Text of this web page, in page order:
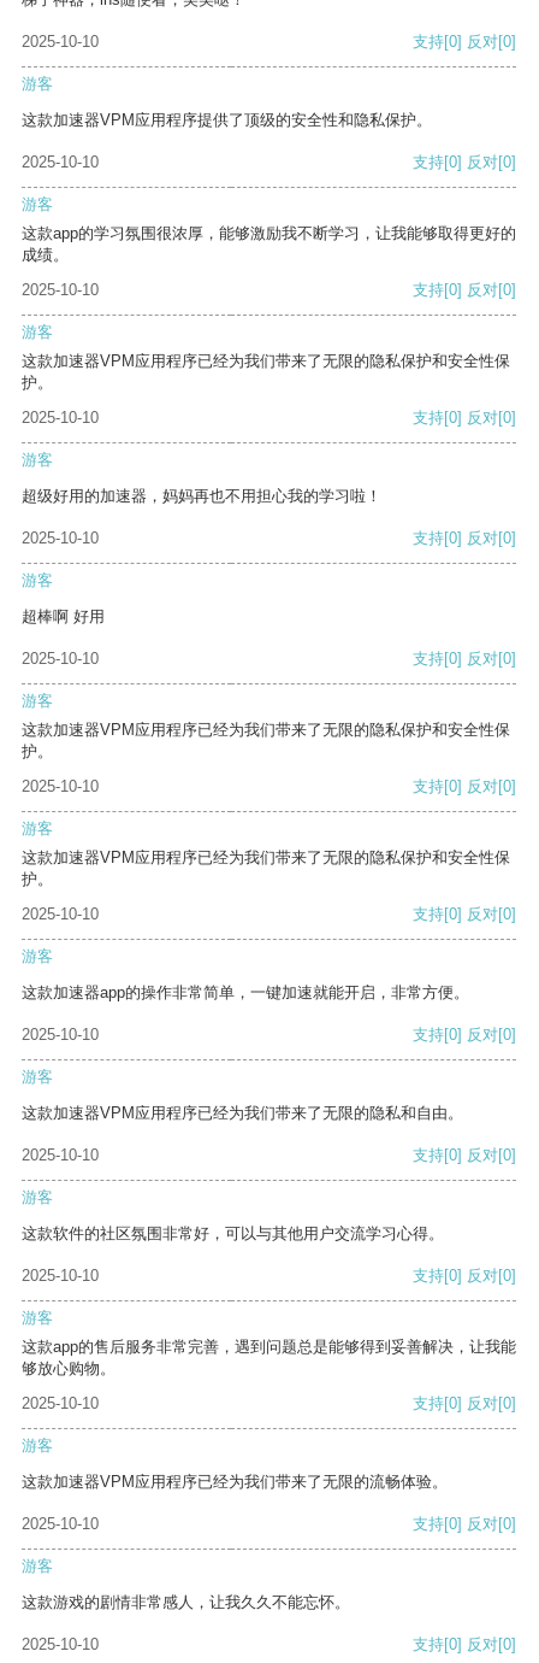
2025-10-10 支持[0] 反对[0]
游客
这款加速器VPM应用程序提供了顶级的安全性和隐私保护。
2025-10-10 支持[0] 反对[0]
游客
这款app的学习氛围很浓厚，能够激励我不断学习，让我能够取得更好的
成绩。
2025-10-10
支持[0] 反对[0]
游客
这款加速器VPM应用程序已经为我们带来了无限的隐私保护和安全性保
护。
2025-10-10
支持[0] 反对[0]
游客
超级好用的加速器，妈妈再也不用担心我的学习啦！
2025-10-10 支持[0] 反对[0]
游客
超棒啊 好用
2025-10-10 支持[0] 反对[0]
游客
这款加速器VPM应用程序已经为我们带来了无限的隐私保护和安全性保
护。
2025-10-10
支持[0] 反对[0]
游客
这款加速器VPM应用程序已经为我们带来了无限的隐私保护和安全性保
护。
2025-10-10
支持[0] 反对[0]
游客
这款加速器app的操作非常简单，一键加速就能开启，非常方便。
2025-10-10 支持[0] 反对[0]
游客
这款加速器VPM应用程序已经为我们带来了无限的隐私和自由。
2025-10-10 支持[0] 反对[0]
游客
这款软件的社区氛围非常好，可以与其他用户交流学习心得。
2025-10-10 支持[0] 反对[0]
游客
这款app的售后服务非常完善，遇到问题总是能够得到妥善解决，让我能
够放心购物。
2025-10-10
支持[0] 反对[0]
游客
这款加速器VPM应用程序已经为我们带来了无限的流畅体验。
2025-10-10 支持[0] 反对[0]
游客
这款游戏的剧情非常感人，让我久久不能忘怀。
2025-10-10 支持[0] 反对[0]